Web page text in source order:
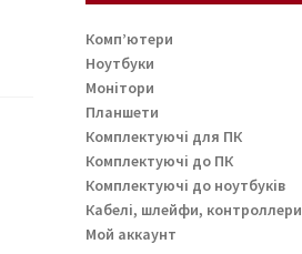
Комп’ютери
Ноутбуки
Монітори
Планшети
Комплектуючі для ПК
Комплектуючі до ПК
Комплектуючі до ноутбуків
Кабелі, шлейфи, контроллери
Мой аккаунт